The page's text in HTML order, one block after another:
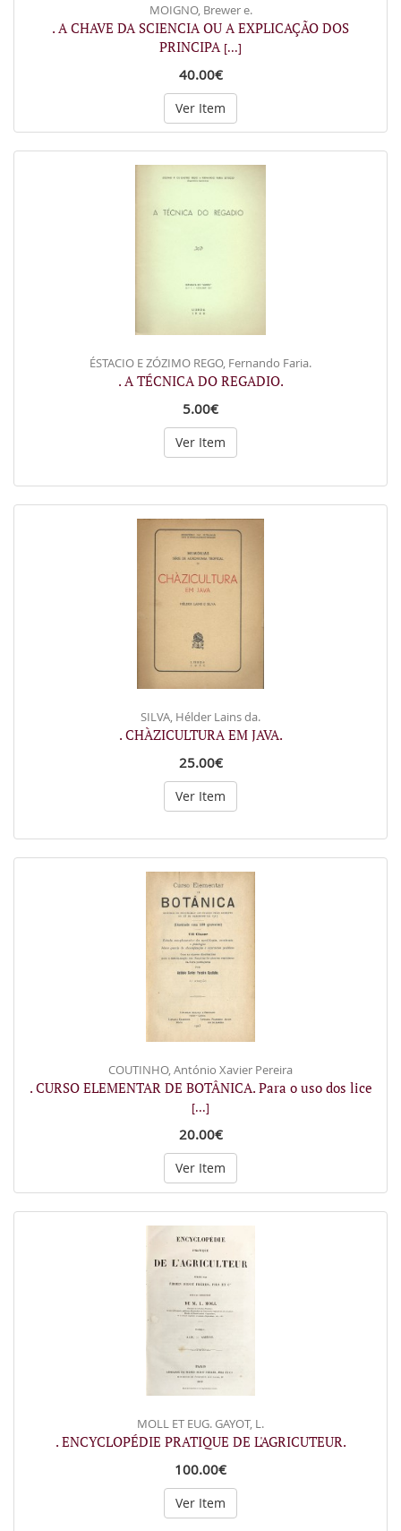
MOIGNO, Brewer e.
. A CHAVE DA SCIENCIA OU A EXPLICAÇÃO DOS
PRINCIPA [...]
40.00€
Ver Item
ÉSTACIO E ZÓZIMO REGO, Fernando Faria.
. A TÉCNICA DO REGADIO.
5.00€
Ver Item
SILVA, Hélder Lains da.
. CHÀZICULTURA EM JAVA.
25.00€
Ver Item
COUTINHO, António Xavier Pereira
. CURSO ELEMENTAR DE BOTÂNICA. Para o uso dos lice
[...]
20.00€
Ver Item
MOLL ET EUG. GAYOT, L.
. ENCYCLOPÉDIE PRATIQUE DE L'AGRICUTEUR.
100.00€
Ver Item